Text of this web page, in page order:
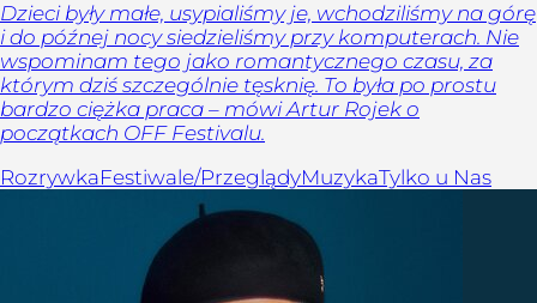
Dzieci były małe, usypialiśmy je, wchodziliśmy na górę
i do późnej nocy siedzieliśmy przy komputerach. Nie
wspominam tego jako romantycznego czasu, za
którym dziś szczególnie tęsknię. To była po prostu
bardzo ciężka praca – mówi Artur Rojek o
początkach OFF Festivalu.
RozrywkaFestiwale/PrzeglądyMuzykaTylko u Nas